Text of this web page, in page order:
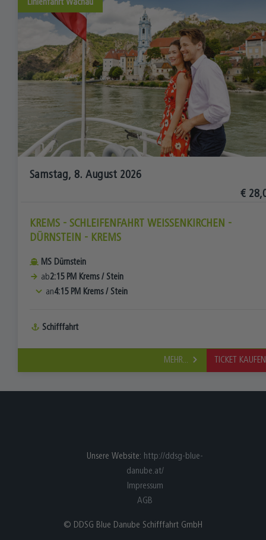
Linienfahrt Wachau
Samstag, 8. August 2026
€
KREMS - SCHLEIFENFAHRT WEISSENKIRCHEN - D
ÜRNSTEIN - KREMS
MS Dürnstein
ab2:15 PM Krems/ Stein
an4:15 PM Krems/ Stein
Schifffahrt
MEHR... TICKET
Unsere Website: http://ddsg-blue-
danube.at/
Impressum
AGB
© DDSG Blue Danube Schifffahrt GmbH